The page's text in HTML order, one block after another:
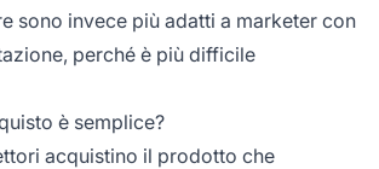
sono invece più adatti a marketer con
perché è più difficile
è semplice?
acquistino il prodotto che